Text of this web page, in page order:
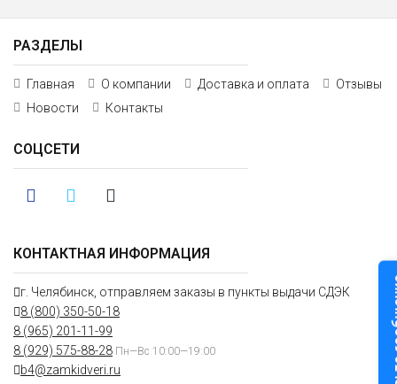
КОНТАКТНАЯ ИНФОРМАЦИЯ
г. Челябинск, отправляем заказы в пункты выдачи СДЭК
8 (800) 350-50-18
8 (965) 201-11-99
8 (929) 575-88-28 Пн—Вс 10:00—19:00
b4@zamkidveri.ru
РАЗДЕЛЫ
Главная О компании Доставка и оплата
Отзывы
Новости
Контакты
СОЦСЕТИ